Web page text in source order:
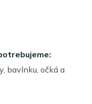
bavlnku, očká a